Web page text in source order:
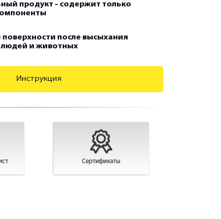
продукт - содержит только
после высыхания
людей и животных
Инструкция